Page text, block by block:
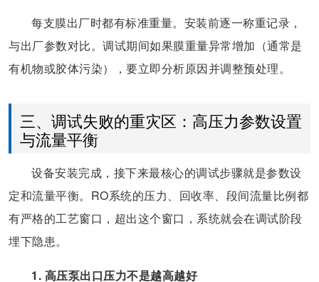
每支膜出厂时都有标准重量。安装前逐一称重记录，
与出厂参数对比。调试期间如果膜重量异常增加（通常是
有机物或胶体污染），要立即分析原因并调整预处理。
三、调试失败的重灾区：高压力参数设置
与流量平衡
设备安装完成，接下来最核心的调试步骤就是参数设
定和流量平衡。RO系统的压力、回收率、段间流量比例都
有严格的工艺窗口，超出这个窗口，系统就会在调试阶段
埋下隐患。
1. 高压泵出口压力不是越高越好